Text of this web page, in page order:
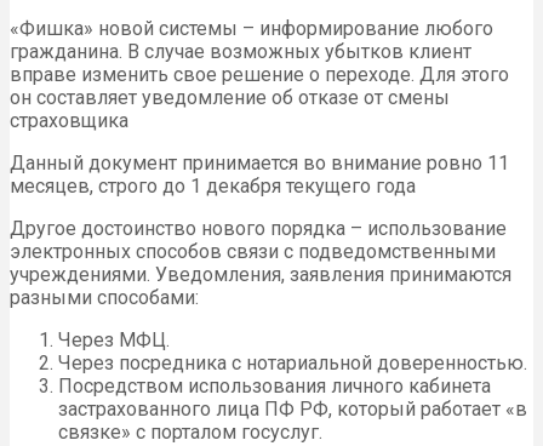
«Фишка» новой системы – информирование любого
гражданина. В случае возможных убытков клиент
вправе изменить свое решение о переходе. Для этого
он составляет уведомление об отказе от смены
страховщика
Данный документ принимается во внимание ровно 11
месяцев, строго до 1 декабря текущего года
Другое достоинство нового порядка – использование
электронных способов связи с подведомственными
учреждениями. Уведомления, заявления принимаются
разными способами:
Через МФЦ.
Через посредника с нотариальной доверенностью.
Посредством использования личного кабинета
застрахованного лица ПФ РФ, который работает «в
связке» с порталом госуслуг.